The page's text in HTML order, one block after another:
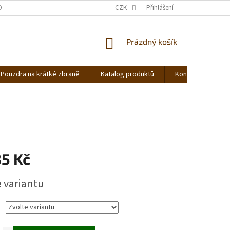
OBCHODU OBCHODNÍ PODMÍNKY PODMÍNKY OCHRANY
CZK Přihlášení
NÁKUPNÍ
Prázdný košík
Pouzdra na krátké zbraně Katalog produktů Kontakt
Kč
variantu